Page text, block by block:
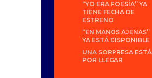
“YO ERA POESÍA” YA
TIENE FECHA DE
ESTRENO
“EN MANOS AJENAS”
YA ESTÁ DISPONIBLE
UNA SORPRESA ESTÁ
POR LLEGAR